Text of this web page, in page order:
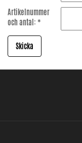
Artikelnummer
och antal: *
Skicka